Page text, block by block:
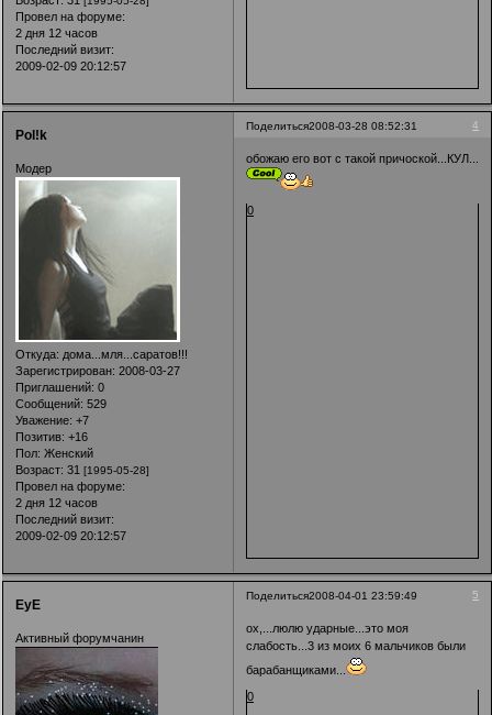
Провел на форуме:
2 дня 12 часов
Последний визит:
2009-02-09 20:12:57
Поделиться 4
2008-03-28 08:52:31
Pol!k
Модер
Откуда: дома...мля...саратов!!!
Зарегистрирован: 2008-03-27
Приглашений: 0
Сообщений: 529
Уважение: +7
Позитив: +16
Пол: Женский
Возраст: 31 [1995-05-28]
Провел на форуме:
2 дня 12 часов
Последний визит:
2009-02-09 20:12:57
обожаю его вот с такой причоской...КУЛ...
0
Поделиться 5
2008-04-01 23:59:49
EyE
Активный форумчанин
ох,...люлю ударные...это моя
слабость...3 из моих 6 мальчиков были
барабанщиками...
0